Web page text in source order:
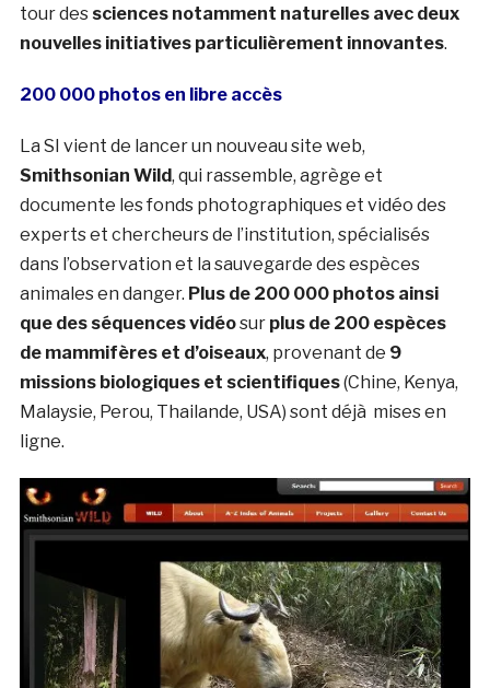
tour des sciences notamment naturelles avec deux
nouvelles initiatives particulièrement innovantes.
200 000 photos en libre accès
La SI vient de lancer un nouveau site web,
Smithsonian Wild, qui rassemble, agrège et
documente les fonds photographiques et vidéo des
experts et chercheurs de l’institution, spécialisés
dans l’observation et la sauvegarde des espèces
animales en danger. Plus de 200 000 photos ainsi
que des séquences vidéosur plus de 200 espèces
de mammifères et d’oiseaux, provenant de 9
missions biologiques et scientifiques(Chine, Kenya,
Malaysie, Perou, Thailande, USA) sont déjà mises en
ligne.